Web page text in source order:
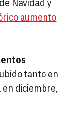
aumento
tanto en
diciembre,